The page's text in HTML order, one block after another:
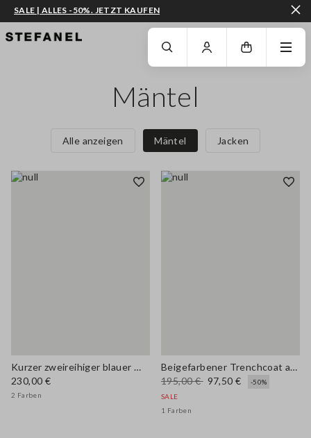
ZUM HAUPTINHALT SPRINGEN GEHEN SIE ZUM ENDE DER SEITE
SALE | ALLES -50%. JETZT KAUFEN
Mäntel
Alle anzeigen Mäntel Jacken
Kurzer zweireihiger blauer Wollmischmantel
230,00 €
2 Farben
Beigefarbener Trenchcoat aus Baumwollmix, normale Passform
195,00 € 97,50 €
-50%
SALE
1 Farben